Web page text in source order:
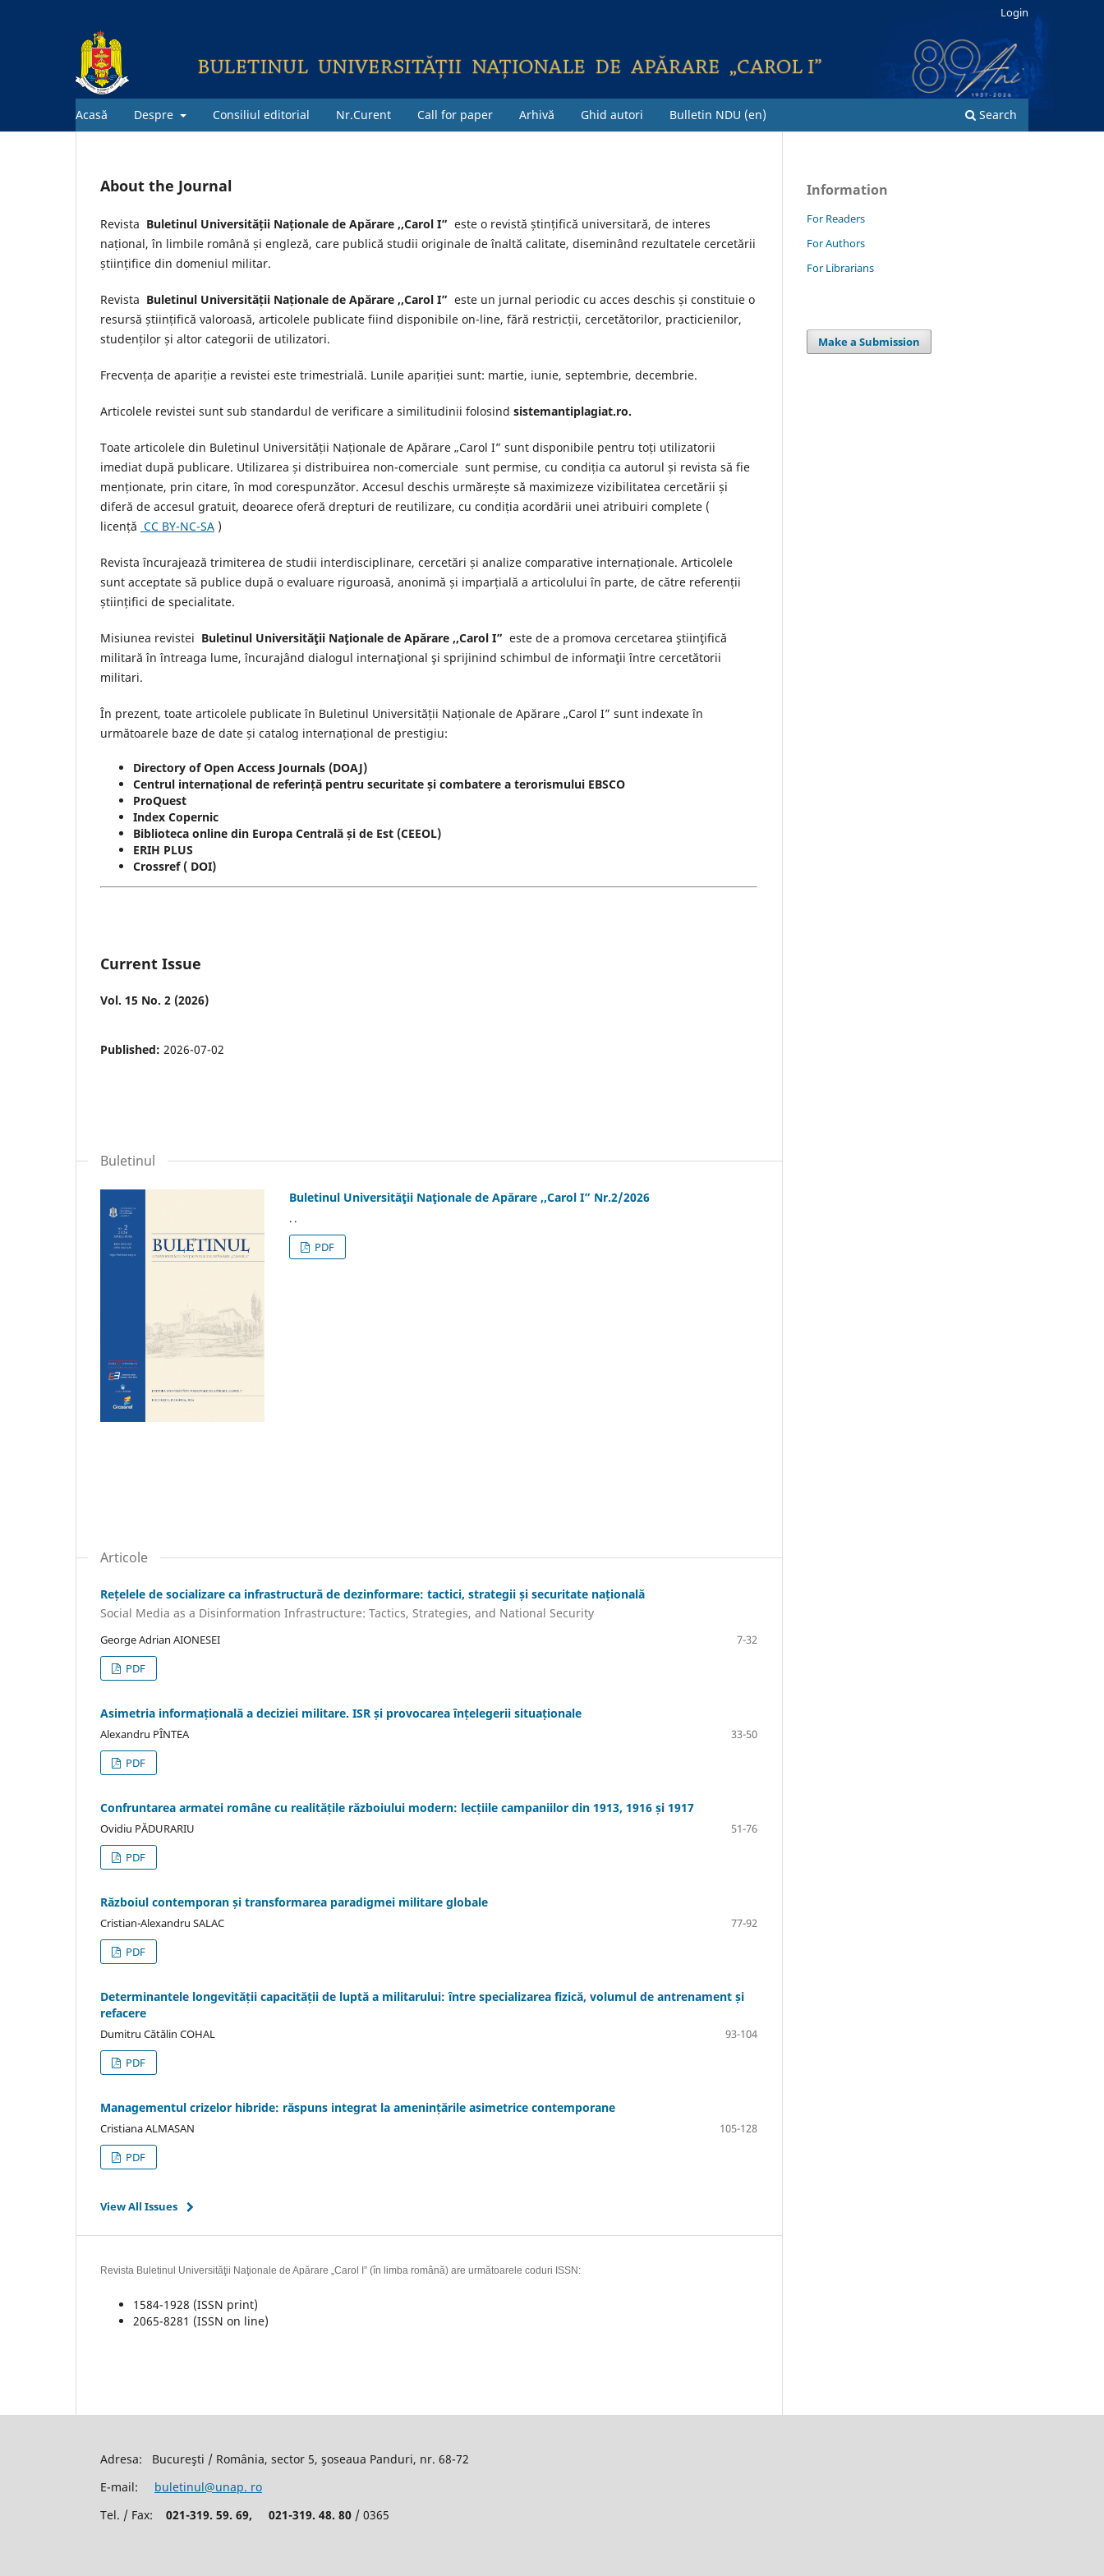
Acasă Despre Consiliul editorial Nr.Curent Call for paper Arhivă Ghid autori Bulletin NDU (en) Search
Login
About the Journal
Revista Buletinul Universității Naționale de Apărare ,,Carol I” este o revistă ștințifică universitară, de interes
național, în limbile română și engleză, care publică studii originale de înaltă calitate, diseminând rezultatele cercetării
științifice din domeniul militar.
Revista Buletinul Universității Naționale de Apărare ,,Carol I” este un jurnal periodic cu acces deschis și constituie o
resursă științifică valoroasă, articolele publicate fiind disponibile on-line, fără restricții, cercetătorilor, practicienilor,
studenților și altor categorii de utilizatori.
Frecvența de apariție a revistei este trimestrială. Lunile apariției sunt: ​​martie, iunie, septembrie, decembrie.
Articolele revistei sunt sub standardul de verificare a similitudinii folosind sistemantiplagiat.ro.
Toate articolele din Buletinul Universității Naționale de Apărare „Carol I” sunt disponibile pentru toți utilizatorii
imediat după publicare. Utilizarea și distribuirea non-comerciale sunt permise, cu condiția ca autorul și revista să fie
menționate, prin citare, în mod corespunzător. Accesul deschis urmărește să maximizeze vizibilitatea cercetării și
diferă de accesul gratuit, deoarece oferă drepturi de reutilizare, cu condiția acordării unei atribuiri complete (
licență CC BY-NC-SA )
Revista încurajează trimiterea de studii interdisciplinare, cercetări și analize comparative internaționale. Articolele
sunt acceptate să publice după o evaluare riguroasă, anonimă și imparțială a articolului în parte, de către referenții
științifici de specialitate.
Misiunea revistei Buletinul Universităţii Naţionale de Apărare ,,Carol I” este de a promova cercetarea ştiinţifică
militară în întreaga lume, încurajând dialogul internaţional şi sprijinind schimbul de informaţii între cercetătorii
militari.
În prezent, toate articolele publicate în Buletinul Universității Naționale de Apărare „Carol I” sunt indexate în
următoarele baze de date și catalog internațional de prestigiu:
Directory of Open Access Journals (DOAJ)
Centrul internațional de referință pentru securitate și combatere a terorismului EBSCO
ProQuest
Index Copernic
Biblioteca online din Europa Centrală și de Est (CEEOL)
ERIH PLUS
Crossref ( DOI)
Current Issue
Vol. 15 No. 2 (2026)
Published: 2026-07-02
Buletinul
Buletinul Universităţii Naţionale de Apărare ,,Carol I” Nr.2/2026
. .
PDF
Articole
Rețelele de socializare ca infrastructură de dezinformare: tactici, strategii și securitate națională
Social Media as a Disinformation Infrastructure: Tactics, Strategies, and National Security
George Adrian AIONESEI
7-32
PDF
Asimetria informațională a deciziei militare. ISR și provocarea înțelegerii situaționale
Alexandru PÎNTEA
33-50
PDF
Confruntarea armatei române cu realitățile războiului modern: lecțiile campaniilor din 1913, 1916 și 1917
Ovidiu PĂDURARIU
51-76
PDF
Războiul contemporan și transformarea paradigmei militare globale
Cristian-Alexandru SALAC
77-92
PDF
Determinantele longevității capacității de luptă a militarului: între specializarea fizică, volumul de antrenament și
refacere
Dumitru Cătălin COHAL
93-104
PDF
Managementul crizelor hibride: răspuns integrat la amenințările asimetrice contemporane
Cristiana ALMASAN
105-128
PDF
View All Issues
Revista Buletinul Universităţii Naţionale de Apărare „Carol I” (în limba română) are următoarele coduri ISSN:
1584-1928 (ISSN print)
2065-8281 (ISSN on line)
Information
For Readers
For Authors
For Librarians
Make a Submission
Adresa: Bucureşti / România, sector 5, şoseaua Panduri, nr. 68-72
E-mail: buletinul@unap. ro
Tel. / Fax: 021-319. 59. 69, 021-319. 48. 80 / 0365